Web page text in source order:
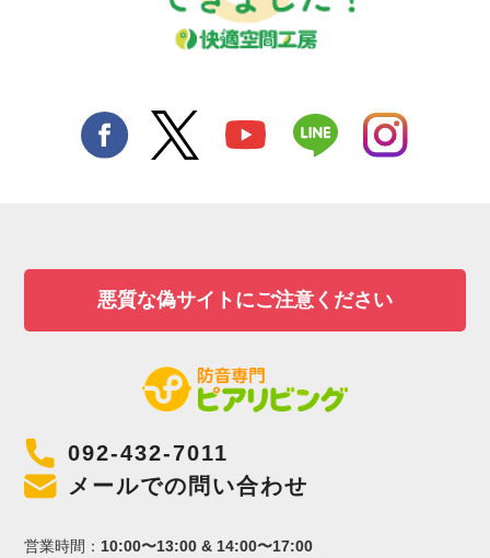
悪質な偽サイトにご注意ください
092-432-7011
メールでの問い合わせ
営業時間： 10:00〜13:00 & 14:00〜17:00